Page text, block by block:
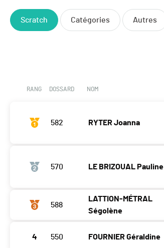
Scratch Catégories Autres
RANG DOSSARD NOM
582 RYTER Joanna
570 LE BRIZOUAL Pauline
588
LATTION-MÉTRAL
Ségolène
4 550 FOURNIER Géraldine